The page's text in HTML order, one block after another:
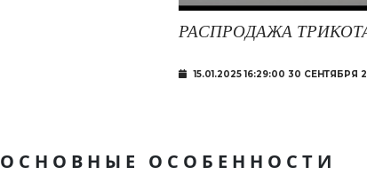
РАСПРОДАЖА
15.01.2025 16:29:00 30 СЕНТЯБРЯ
ОСНОВНЫЕ ОСОБЕННОСТИ